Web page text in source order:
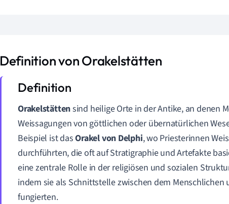
Definition von Orakelstätten
Orakelstättensind heilige Orte in der Antike, an denen
Weissagungen von göttlichen oder übernatürlichen
Beispiel ist dasOrakel von Delphi, wo Priesterinnen
durchführten, die oft auf Stratigraphie und Artefakte
eine zentrale Rolle in der religiösen und sozialen
indem sie als Schnittstelle zwischen dem Menschlichen
fungierten.